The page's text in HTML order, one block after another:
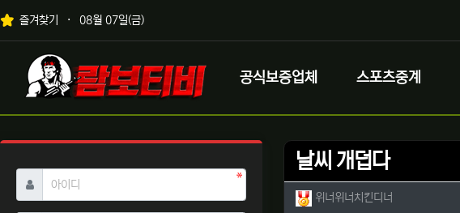
상단 네비
즐겨찾기 08월 07일(금)
메인 메뉴
로고
공식보증업체 스포츠중계
날씨 개덥다
작성자 정보
위너위너치킨디너
아이디 필수